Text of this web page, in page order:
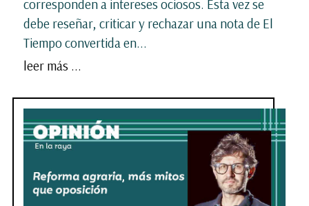
corresponden a intereses ociosos. Esta vez se
debe reseñar, criticar y rechazar una nota de El
Tiempo convertida en...
leer más ...